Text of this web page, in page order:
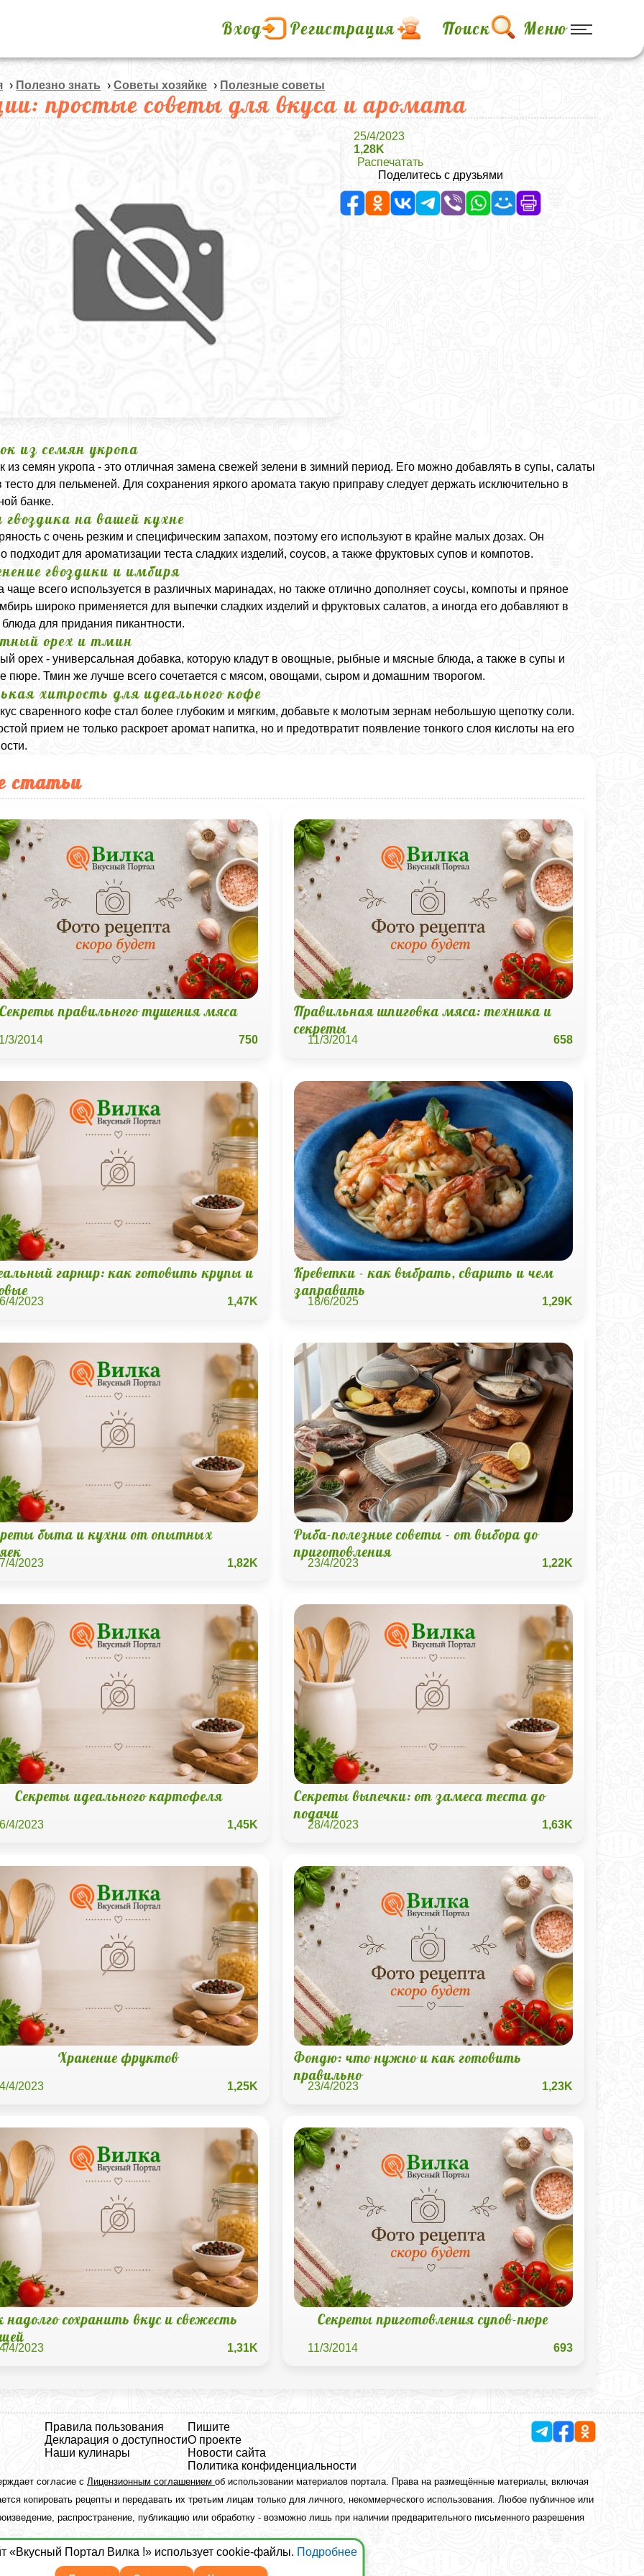
Вход Регистрация Поиск Меню
› Полезно знать ›Советы хозяйке › Полезные советы
простые советы для вкуса и аромата
25/4/2023
1,28K
Распечатать
Поделитесь с друзьями
из семян укропа
из семян укропа - это отличная замена свежей зелени в зимний период. Его можно добавлять в супы, салаты
тесто для пельменей. Для сохранения яркого аромата такую приправу следует держать исключительно в
банке.
гвоздика на вашей кухне
с очень резким и специфическим запахом, поэтому его используют в крайне малых дозах. Он
подходит для ароматизации теста сладких изделий, соусов, а также фруктовых супов и компотов.
гвоздики и имбиря
чаще всего используется в различных маринадах, но также отлично дополняет соусы, компоты и пряное
широко применяется для выпечки сладких изделий и фруктовых салатов, а иногда его добавляют в
для придания пикантности.
орех и тмин
орех - универсальная добавка, которую кладут в овощные, рыбные и мясные блюда, а также в супы и
пюре. Тмин же лучше всего сочетается с мясом, овощами, сыром и домашним творогом.
хитрость для идеального кофе
сваренного кофе стал более глубоким и мягким, добавьте к молотым зернам небольшую щепотку соли.
прием не только раскроет аромат напитка, но и предотвратит появление тонкого слоя кислоты на его
статьи
Секреты правильного тушения мяса
3/2014 750
Правильная шпиговка мяса: техника и
секреты
11/3/2014 658
гарнир: как готовить крупы и
4/2023 1,47K
Креветки - как выбрать, сварить и чем
заправить
18/6/2025 1,29K
быта и кухни от опытных
4/2023 1,82K
Рыба-полезные советы - от выбора до
приготовления
23/4/2023 1,22K
Секреты идеального картофеля
4/2023 1,45K
Секреты выпечки: от замеса теста до
подачи
28/4/2023 1,63K
Хранение фруктов
4/2023 1,25K
Фондю: что нужно и как готовить
правильно
23/4/2023 1,23K
надолго сохранить вкус и свежесть
4/2023 1,31K
Секреты приготовления супов-пюре
11/3/2014 693
Правила пользования
Декларация о доступности
Наши кулинары
Пишите
О проекте
Новости сайта
Политика конфиденциальности
согласие сЛицензионным соглашениемоб использовании материалов портала. Права на размещённые материалы, включая
копировать рецепты и передавать их третьим лицам только для личного, некоммерческого использования. Любое публичное или
распространение, публикацию или обработку - возможно лишь при наличии предварительного письменного разрешения
«Вкусный Портал Вилка !» использует cookie-файлы. Подробнее